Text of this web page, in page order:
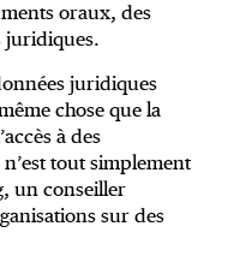
oraux, des
juridiques.
juridiques
chose que la
à des
tout simplement
un conseiller
sur des